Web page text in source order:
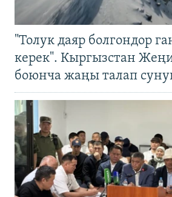
"Толук даяр болгондор
керек". Кыргызстан
боюнча жаңы талап